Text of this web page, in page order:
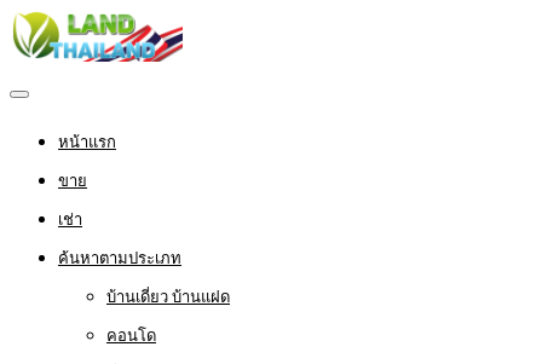
หน้าแรก
ขาย
เช่า
ค้นหาตามประเภท
บ้านเดี่ยว บ้านแฝด
คอนโด